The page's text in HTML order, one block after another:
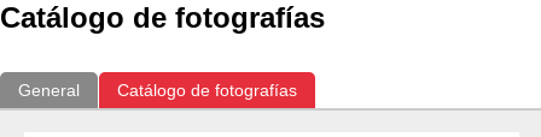
Catálogo de fotografías
General Catálogo de fotografías